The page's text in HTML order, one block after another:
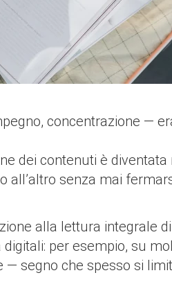
concentrazione —
dei contenuti è diventata
all’altro senza mai
alla lettura integrale
per esempio, su
segno che spesso si